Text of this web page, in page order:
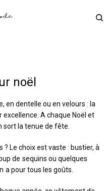
noël
en dentelle ou en velours : la
A chaque Noël et
sort la tenue de fête.
Le choix est vaste : bustier, à
de sequins ou quelques
a pour tous les goûts.